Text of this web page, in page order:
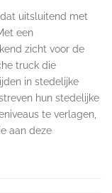
uitsluitend met
een
zicht voor de
truck die
in stedelijke
hun stedelijke
te verlagen,
aan deze